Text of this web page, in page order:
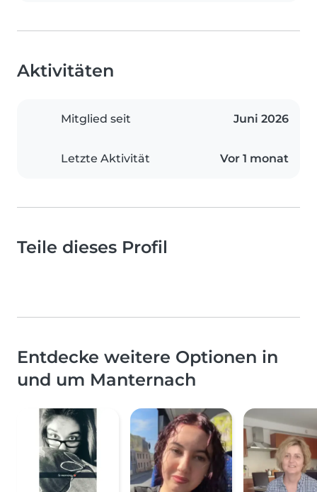
Aktivitäten
Mitglied seit Juni 2026
Letzte Aktivität Vor 1 monat
Teile dieses Profil
Entdecke weitere Optionen in
und um Manternach